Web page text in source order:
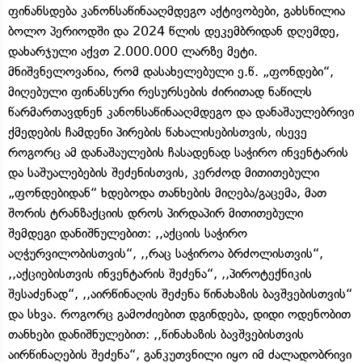
ფინანსდება კანონსაწინააღმდეგო აქტივობები, გახსნილია
ბოლო პერიოდში და 2024 წლის დეკემბრიდან დღემდე,
დახარჯული აქვთ 2.000.000 ლარზე მეტი.
მნიშვნელოვანია, რომ დასახელებული ე.წ. „ფონდები“,
მიღებული ფინანსური რესურსების ძირითად ნაწილს
წარმართავდნენ კანონსაწინააღმდეგო და დანაშაულებრივი
ქმედების ჩამდენი პირების წახალისებისთვის, ისევე
როგორც ამ დანაშაულების ჩასადენად საჭირო ინვენტარის
და საშუალებების შეძენისთვის, კერძოდ მითითებული
„ფონდებიდან“ ხდებოდა თანხების მიღება/გაცემა, მათ
შორის ტრანზაქციის დროს პირდაპირ მითითებული
შემდეგი დანიშნულებით: ,,აქციის საჭირო
აღჭურვილობისთვის“, ,,რაც საჭიროა ბრძოლისთვის“,
,,აქციებისთვის ინვენტარის შეძენა“, ,,პიროტექნიკის
შესაძენად“, ,,აირწინაღის შეძენა წინახაზის ბავშვებისთვის“
და სხვა. როგორც გამოძიებით დგინდება, დიდი ოდენობით
თანხები დანიშნულებით: ,,წინახაზის ბავშვებისთვის
აირწინაღების შეძენა“, განკუთვნილი იყო იმ ძალადობრივი